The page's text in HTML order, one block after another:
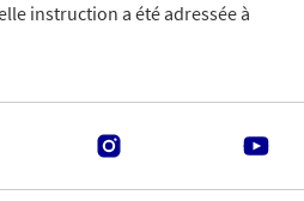
instruction a été adressée à